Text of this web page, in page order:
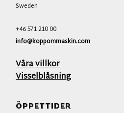
Sweden
+46 571 210 00
info@koppommaskin.com
Våra villkor
Visselblåsning
ÖPPETTIDER